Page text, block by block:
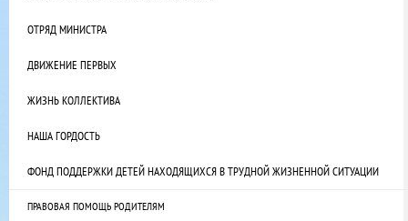
ОТРЯД МИНИСТРА
ДВИЖЕНИЕ ПЕРВЫХ
ЖИЗНЬ КОЛЛЕКТИВА
НАША ГОРДОСТЬ
ФОНД ПОДДЕРЖКИ ДЕТЕЙ НАХОДЯЩИХСЯ В ТРУДНОЙ ЖИЗНЕННОЙ СИТУАЦИИ
ПРАВОВАЯ ПОМОЩЬ РОДИТЕЛЯМ